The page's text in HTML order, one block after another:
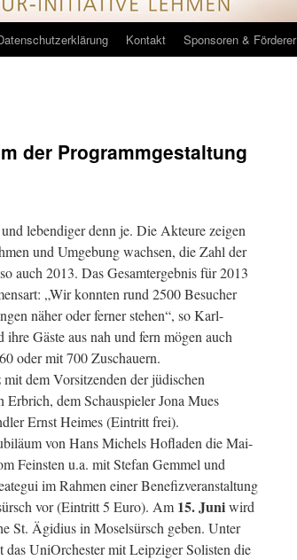
Kontakt Sponsoren & Förderer
der Programmgestaltung
lebendiger denn je. Die Akteure zeigen
und Umgebung wachsen, die Zahl der
auch 2013. Das Gesamtergebnis für 2013
„Wir konnten rund 2500 Besucher
näher oder ferner stehen“, so Karl-
Gäste aus nah und fern mögen auch
oder mit 700 Zuschauern.
mit dem Vorsitzenden der jüdischen
dem Schauspieler Jona Mues
Ernst Heimes (Eintritt frei).
von Hans Michels Hofladen die Mai-
Feinsten u.a. mit Stefan Gemmel und
im Rahmen einer Benefizveranstaltung
vor (Eintritt 5 Euro). Am 15. Juniwird
St. Ägidius in Moselsürsch geben. Unter
UniOrchester mit Leipziger Solisten die